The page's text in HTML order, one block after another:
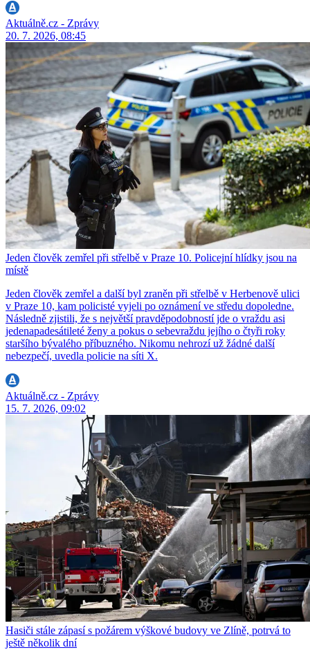
Aktuálně.cz - Zprávy
20. 7. 2026, 08:45
Jeden člověk zemřel při střelbě v Praze 10. Policejní hlídky jsou na
místě
Jeden člověk zemřel a další byl zraněn při střelbě v Herbenově ulici
v Praze 10, kam policisté vyjeli po oznámení ve středu dopoledne.
Následně zjistili, že s největší pravděpodobností jde o vraždu asi
jedenapadesátileté ženy a pokus o sebevraždu jejího o čtyři roky
staršího bývalého příbuzného. Nikomu nehrozí už žádné další
nebezpečí, uvedla policie na síti X.
Aktuálně.cz - Zprávy
15. 7. 2026, 09:02
Hasiči stále zápasí s požárem výškové budovy ve Zlíně, potrvá to
ještě několik dní